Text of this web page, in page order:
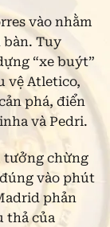
vào nhằm
bàn. Tuy
“xe buýt”
vệ Atletico,
phá, điển
và Pedri.
tưởng chừng
vào phút
phản
thả của